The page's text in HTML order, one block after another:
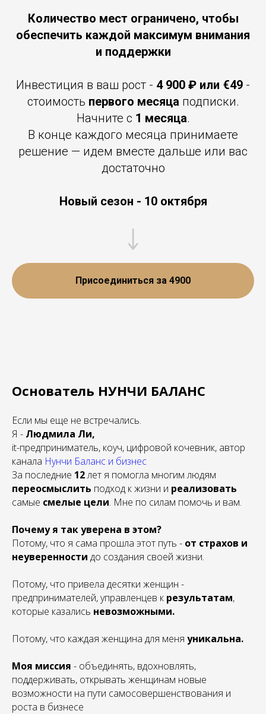
Количество мест ограничено, чтобы
обеспечить каждой максимум внимания
и поддержки
Инвестиция в ваш рост - 4 900 ₽ или €49 -
стоимость первого месяца подписки.
Начните с 1 месяца.
В конце каждого месяца принимаете
решение — идем вместе дальше или вас
достаточно
Новый сезон - 10 октября
Присоединиться за 4900
Основатель НУНЧИ БАЛАНС
Если мы еще не встречались.
Я - Людмила Ли,
it-предприниматель, коуч, цифровой кочевник, автор
канала Нунчи Баланс и бизнес
За последние 12лет я помогла многим людям
переосмыслить подход к жизни и реализовать
самые смелые цели. Мне по силам помочь и вам.
Почему я так уверена в этом?
Потому, что я сама прошла этот путь - от страхов и
неуверенности до создания своей жизни.
Потому, что привела десятки женщин -
предпринимателей, управленцев к результатам,
которые казались невозможными.
Потому, что каждая женщина для меня уникальна.
Моя миссия - объединять, вдохновлять,
поддерживать, открывать женщинам новые
возможности на пути самосовершенствования и
роста в бизнесе